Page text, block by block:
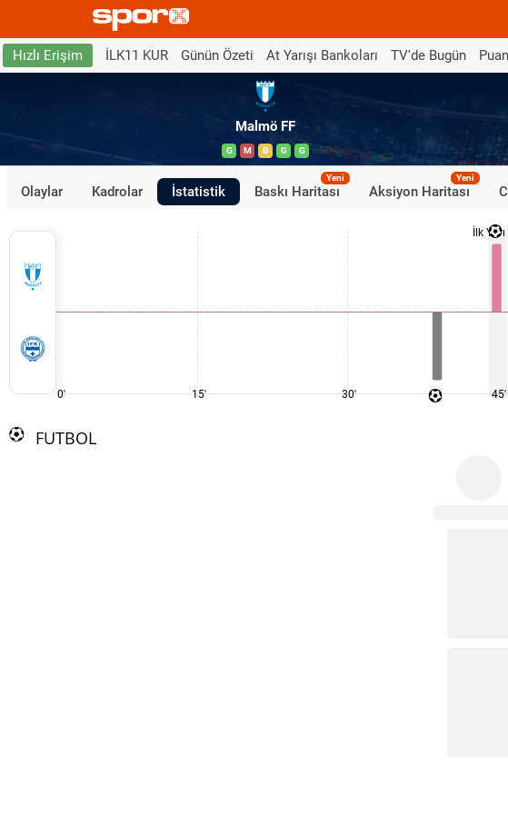
Hızlı Erişim İLK11 KUR Günün Özeti At Yarışı Bankoları TV'de Bugün
Malmö FF
G M B G G
Olaylar Kadrolar İstatistik Baskı Haritası
Yeni
Aksiyon Haritası
Yeni
0' 15' 30'
İlk Yarı
45'
FUTBOL